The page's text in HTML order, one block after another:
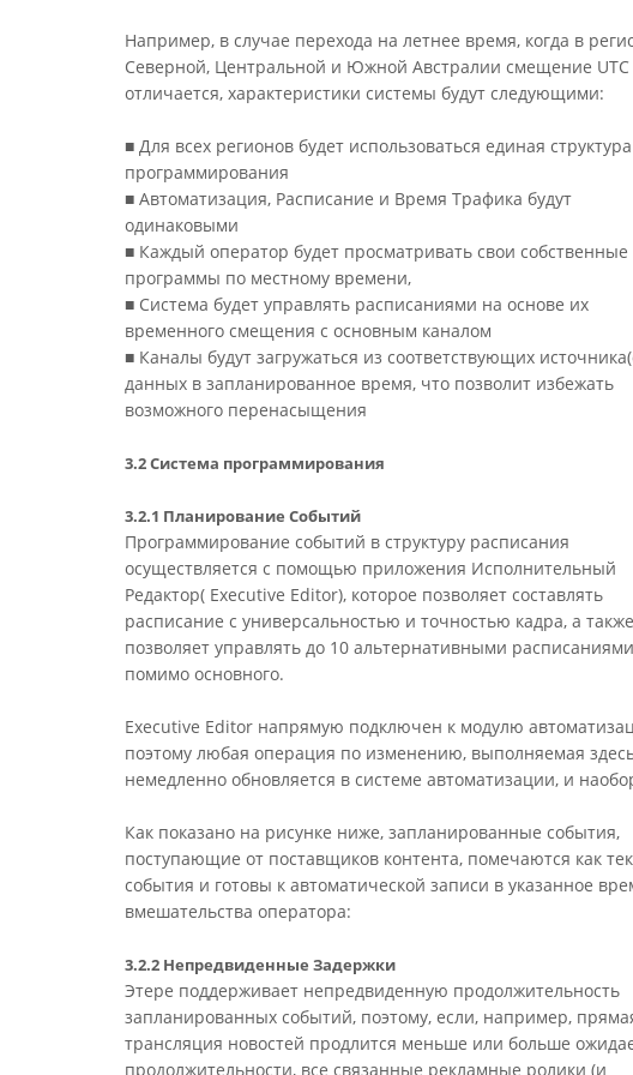
Например, в случае перехода на летнее время, когда в
Северной, Центральной и Южной Австралии смещение UTC
отличается, характеристики системы будут следующими:
■ Для всех регионов будет использоваться единая структура
программирования
■ Автоматизация, Расписание и Время Трафика будут
одинаковыми
■ Каждый оператор будет просматривать свои собственные
программы по местному времени,
■ Система будет управлять расписаниями на основе их
временного смещения с основным каналом
■ Каналы будут загружаться из соответствующих
данных в запланированное время, что позволит избежать
возможного перенасыщения
3.2 Система программирования
3.2.1 Планирование Событий
Программирование событий в структуру расписания
осуществляется с помощью приложения Исполнительный
Редактор( Executive Editor), которое позволяет составлять
расписание с универсальностью и точностью кадра, а также
позволяет управлять до 10 альтернативными
помимо основного.
Executive Editor напрямую подключен к модулю
поэтому любая операция по изменению, выполняемая
немедленно обновляется в системе автоматизации, и
Как показано на рисунке ниже, запланированные события,
поступающие от поставщиков контента, помечаются как
события и готовы к автоматической записи в указанное
вмешательства оператора:
3.2.2 Непредвиденные Задержки
Этере поддерживает непредвиденную продолжительность
запланированных событий, поэтому, если, например,
трансляция новостей продлится меньше или больше
продолжительности, все связанные рекламные ролики (и